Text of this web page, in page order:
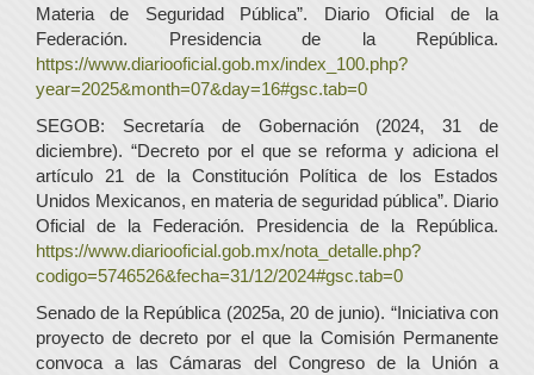
Materia de Seguridad Pública”. Diario Oficial de la
Federación. Presidencia de la República.
https://www.diariooficial.gob.mx/index_100.php?
year=2025&month=07&day=16#gsc.tab=0
SEGOB: Secretaría de Gobernación (2024, 31 de
diciembre). “Decreto por el que se reforma y adiciona el
artículo 21 de la Constitución Política de los Estados
Unidos Mexicanos, en materia de seguridad pública”. Diario
Oficial de la Federación. Presidencia de la República.
https://www.diariooficial.gob.mx/nota_detalle.php?
codigo=5746526&fecha=31/12/2024#gsc.tab=0
Senado de la República (2025a, 20 de junio). “Iniciativa con
proyecto de decreto por el que la Comisión Permanente
convoca a las Cámaras del Congreso de la Unión a